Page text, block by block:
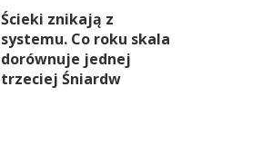
Ścieki znikają z
systemu. Co roku skala
dorównuje jednej
trzeciej Śniardw